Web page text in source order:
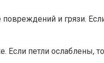
и грязи.
Если петли ослаблены,